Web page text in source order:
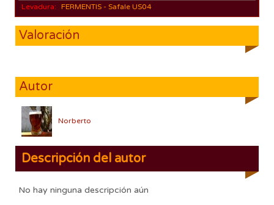
Levadura: FERMENTIS - Safale US04
Valoración
Autor
Norberto
Descripción del autor
No hay ninguna descripción aún